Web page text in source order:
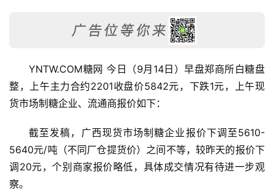
YNTW.COM糖网 今日（9月14日）早盘郑商所白糖盘
整，上午主力合约2201收盘价5842元，下跌1元，上午现
货市场制糖企业、流通商报价如下：
截至发稿，广西现货市场制糖企业报价下调至5610-
5640元/吨（不同厂仓提货价）之间不等，较昨天的报价下
调20元，个别商家报价略低，具体成交情况有待进一步观
察。